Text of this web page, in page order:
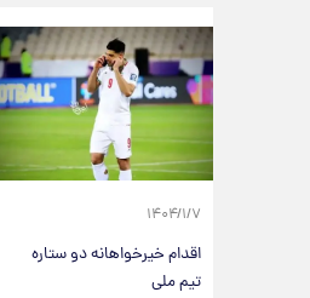
۱۴۰۴/۱/۷
اقدام خیرخواهانه دو ستاره
تیم ملی